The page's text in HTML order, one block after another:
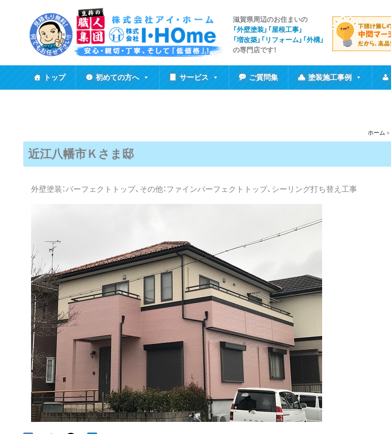
ッ
プ
滋賀県周辺のお住まいの
「外壁塗装」「屋根工事」
「増改築」「リフォーム」「外構」
の専門店です！
トップ 初めての方へ サービス ご質問集 塗装施工事例
ホーム
近江八幡市Ｋさま邸
外壁塗装：パーフェクトトップ、その他：ファインパーフェクトトップ、シーリング打ち替え工事